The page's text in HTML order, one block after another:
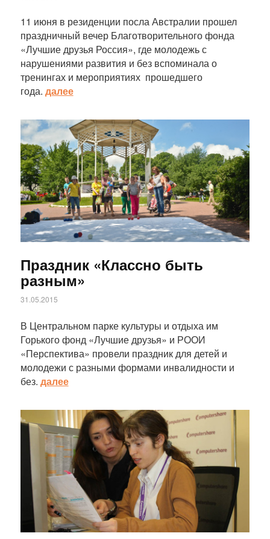
11 июня в резиденции посла Австралии прошел
праздничный вечер Благотворительного фонда
«Лучшие друзья Россия», где молодежь с
нарушениями развития и без вспоминала о
тренингах и мероприятиях прошедшего
года. далее
Статья
Праздник «Классно быть
разным»
31.05.2015
В Центральном парке культуры и отдыха им
Горького фонд «Лучшие друзья» и РООИ
«Перспектива» провели праздник для детей и
молодежи с разными формами инвалидности и
без. далее
Статья